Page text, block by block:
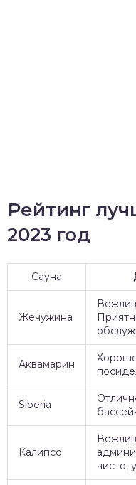
Рейтинг
2023 год
Сауна
Жечужина
Аквамарин
Siberia
Калипсо
чисто,